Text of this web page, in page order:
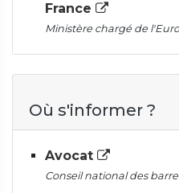
France
Ministère chargé de
Où s'informer ?
Avocat
Conseil national des